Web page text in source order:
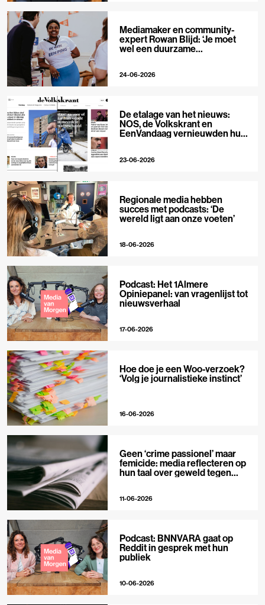
Mediamaker en community-
expert Rowan Blijd: ‘Je moet
wel een duurzame
24-06-2026
De etalage van het nieuws:
NOS, de Volkskrant en
EenVandaag vernieuwden hun
23-06-2026
Regionale media hebben
succes met podcasts: ‘De
wereld ligt aan onze voeten’
18-06-2026
Podcast: Het 1Almere
Opiniepanel: van vragenlijst tot
nieuwsverhaal
17-06-2026
Hoe doe je een Woo-verzoek?
‘Volg je journalistieke instinct’
16-06-2026
Geen ‘crime passionel’ maar
femicide: media reflecteren op
hun taal over geweld tegen
11-06-2026
Podcast: BNNVARA gaat op
Reddit in gesprek met hun
publiek
10-06-2026